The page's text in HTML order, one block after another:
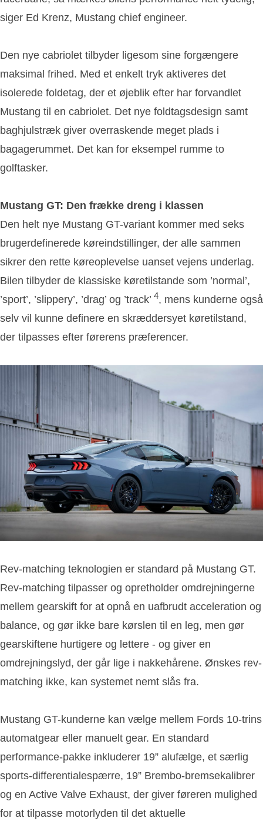
siger Ed Krenz, Mustang chief engineer.
Den nye cabriolet tilbyder ligesom sine forgængere
maksimal frihed. Med et enkelt tryk aktiveres det
isolerede foldetag, der et øjeblik efter har forvandlet
Mustang til en cabriolet. Det nye foldtagsdesign samt
baghjulstræk giver overraskende meget plads i
bagagerummet. Det kan for eksempel rumme to
golftasker.
Mustang GT: Den frække dreng i klassen
Den helt nye Mustang GT-variant kommer med seks
brugerdefinerede køreindstillinger, der alle sammen
sikrer den rette køreoplevelse uanset vejens underlag.
Bilen tilbyder de klassiske køretilstande som ’normal’,
’sport’, ’slippery’, ’drag’ og ’track’ 4, mens kunderne også
selv vil kunne definere en skræddersyet køretilstand,
der tilpasses efter førerens præferencer.
Rev-matching teknologien er standard på Mustang GT.
Rev-matching tilpasser og opretholder omdrejningerne
mellem gearskift for at opnå en uafbrudt acceleration og
balance, og gør ikke bare kørslen til en leg, men gør
gearskiftene hurtigere og lettere - og giver en
omdrejningslyd, der går lige i nakkehårene. Ønskes rev-
matching ikke, kan systemet nemt slås fra.
Mustang GT-kunderne kan vælge mellem Fords 10-trins
automatgear eller manuelt gear. En standard
performance-pakke inkluderer 19” alufælge, et særlig
sports-differentialespærre, 19” Brembo-bremsekalibrer
og en Active Valve Exhaust, der giver føreren mulighed
for at tilpasse motorlyden til det aktuelle